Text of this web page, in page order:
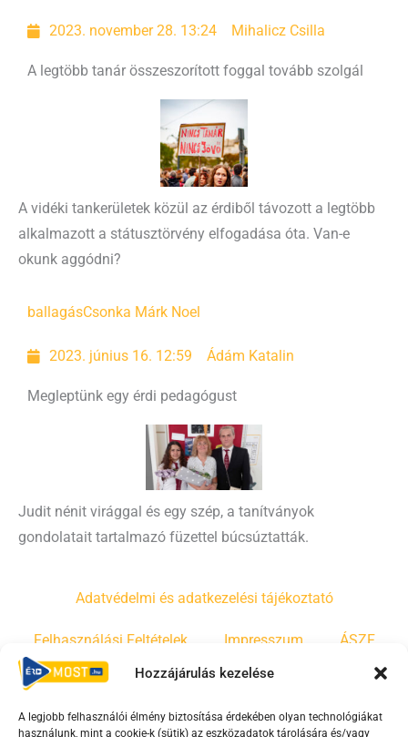
Hozzájárulás kezelése
A legjobb felhasználói élmény biztosítása érdekében olyan technológiákat
használunk, mint a cookie-k (sütik) az eszközadatok tárolására és/vagy
2023. november 28. 13:24 Mihalicz Csilla
A legtöbb tanár összeszorított foggal tovább szolgál
A vidéki tankerületek közül az érdiből távozott a legtöbb
alkalmazott a státusztörvény elfogadása óta. Van-e
okunk aggódni?
ballagásCsonka Márk Noel
2023. június 16. 12:59 Ádám Katalin
Megleptünk egy érdi pedagógust
Judit nénit virággal és egy szép, a tanítványok
gondolatait tartalmazó füzettel búcsúztatták.
Adatvédelmi és adatkezelési tájékoztató
Felhasználási Feltételek Impresszum ÁSZF
Irányelvek Moderálási szabályzat